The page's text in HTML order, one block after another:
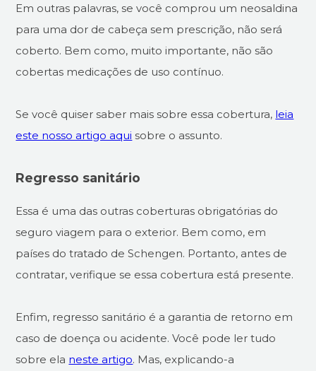
Em outras palavras, se você comprou um neosaldina
para uma dor de cabeça sem prescrição, não será
coberto. Bem como, muito importante, não são
cobertas medicações de uso contínuo.
Se você quiser saber mais sobre essa cobertura, leia
este nosso artigo aqui sobre o assunto.
Regresso sanitário
Essa é uma das outras coberturas obrigatórias do
seguro viagem para o exterior. Bem como, em
países do tratado de Schengen. Portanto, antes de
contratar, verifique se essa cobertura está presente.
Enfim, regresso sanitário é a garantia de retorno em
caso de doença ou acidente. Você pode ler tudo
sobre ela neste artigo. Mas, explicando-a